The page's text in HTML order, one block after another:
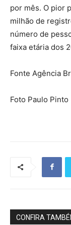
por mês. O pior
milhão de
número de
faixa etária dos
Fonte Agência
Foto Paulo Pinto
CONFIRA